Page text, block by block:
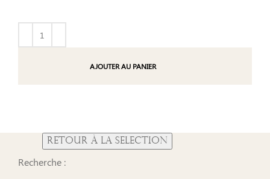
AJOUTER AU PANIER
Recherche :